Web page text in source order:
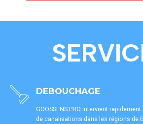
DEBOUCHAGE
GOOSSENS PRO intervient
de canalisations dans les régions de